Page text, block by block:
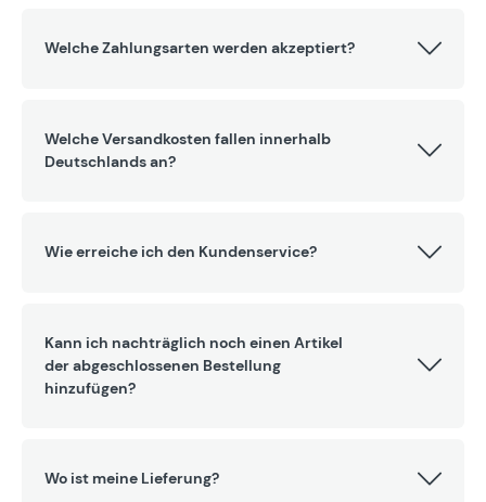
Welche Zahlungsarten werden akzeptiert?
Welche Versandkosten fallen innerhalb
Deutschlands an?
Wie erreiche ich den Kundenservice?
Kann ich nachträglich noch einen Artikel
der abgeschlossenen Bestellung
hinzufügen?
Wo ist meine Lieferung?